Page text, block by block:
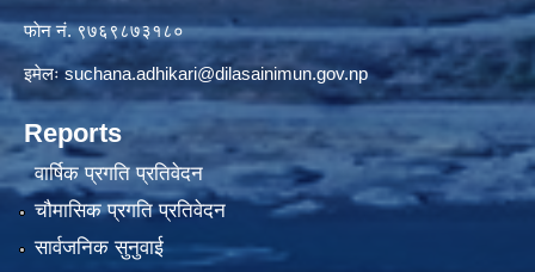
फाेन नं. ९७६९८७३१८०
इमेलःsuchana.adhikari@dilasainimun.gov.np
Reports
वार्षिक प्रगति प्रतिवेदन
चौमासिक प्रगति प्रतिवेदन
सार्वजनिक सुनुवाई